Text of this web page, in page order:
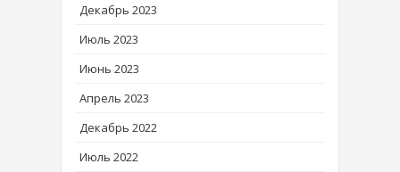
Декабрь 2023
Июль 2023
Июнь 2023
Апрель 2023
Декабрь 2022
Июль 2022